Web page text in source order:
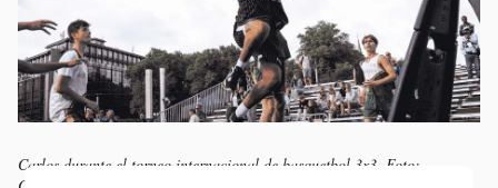
Carlos durante el torneo internacional de basquetbol 3x3. Foto: